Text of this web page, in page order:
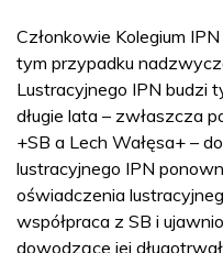
Członkowie Kolegium
tym przypadku
Lustracyjnego IPN budzi
długie lata – zwłaszcza
+SB a Lech Wałęsa+ –
lustracyjnego IPN
oświadczenia
współpraca z SB i
dowodzące jej